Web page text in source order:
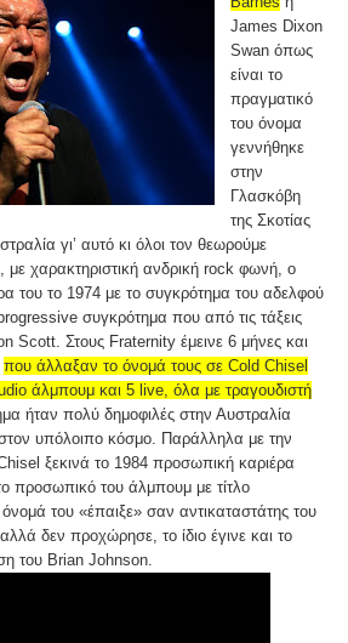
James Dixon
Swan όπως
είναι το
πραγματικό
του όνομα
γεννήθηκε
στην
Γλασκόβη
της Σκοτίας
γι’ αυτό κι όλοι τον θεωρούμε
με χαρακτηριστική ανδρική rock φωνή, ο
του το 1974 με το συγκρότημα του αδελφού
συγκρότημα που από τις τάξεις
Scott. Στους Fraternity έμεινε 6 μήνες και
που άλλαξαν το όνομά τους σε Cold Chisel
άλμπουμ και 5 live, όλα με τραγουδιστή
ήταν πολύ δημοφιλές στην Αυστραλία
υπόλοιπο κόσμο. Παράλληλα με την
ξεκινά το 1984 προσωπική καριέρα
προσωπικό του άλμπουμ με τίτλο
του «έπαιξε» σαν αντικαταστάτης του
δεν προχώρησε, το ίδιο έγινε και το
του Brian Johnson.